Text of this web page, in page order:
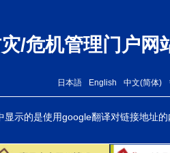
/危机管理门户网
日本語 English 中文(简体)
示的是使用google翻译对链接地址